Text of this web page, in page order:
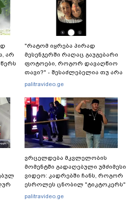
არ
"რატომ იყრება პირად
მესენჯერში რაღაც გაუგებარი
ფოტოები, როგორ დავაღწიო
თავი?" - შესაძლებელია თუ არა
ამ ფუნქციის წაშლა?
palitravideo.ge
ვრცელდება მკვლელობის
მომენტში გადაღებული უმძიმესი
ვიდეო: კადრებში ჩანს, როგორ
ესროლეს ცნობილ "ტიკტოკერს"
ლაივის დროს - რას ამბობს
palitravideo.ge